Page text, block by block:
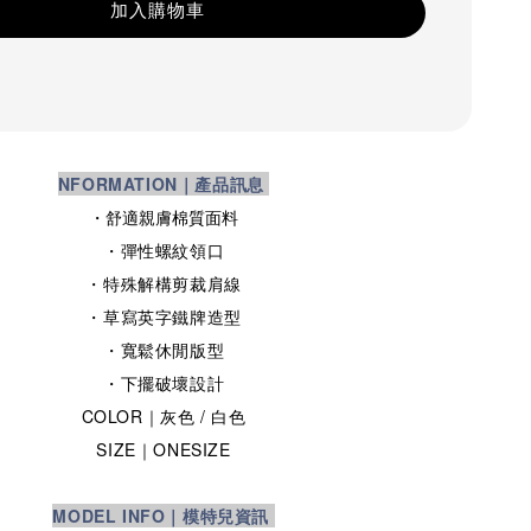
加入購物車
NFORMATION｜產品訊息
・舒適親膚棉質面料
・彈性螺紋領口
・特殊解構剪裁肩線
・草寫英字鐵牌造型
・寬鬆休閒版型
・下擺破壞設計
COLOR｜灰色/ 白色
SIZE ｜ONESIZE
MODEL INFO｜模特兒資訊